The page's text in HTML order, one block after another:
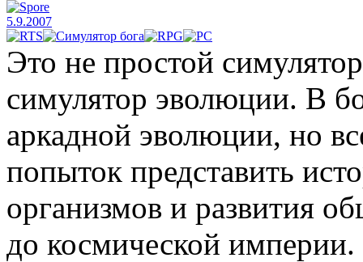
5.9.2007
Это не простой
симулятор эволюции. В
аркадной эволюции, но
попыток представить
организмов и развития
до космической империи.